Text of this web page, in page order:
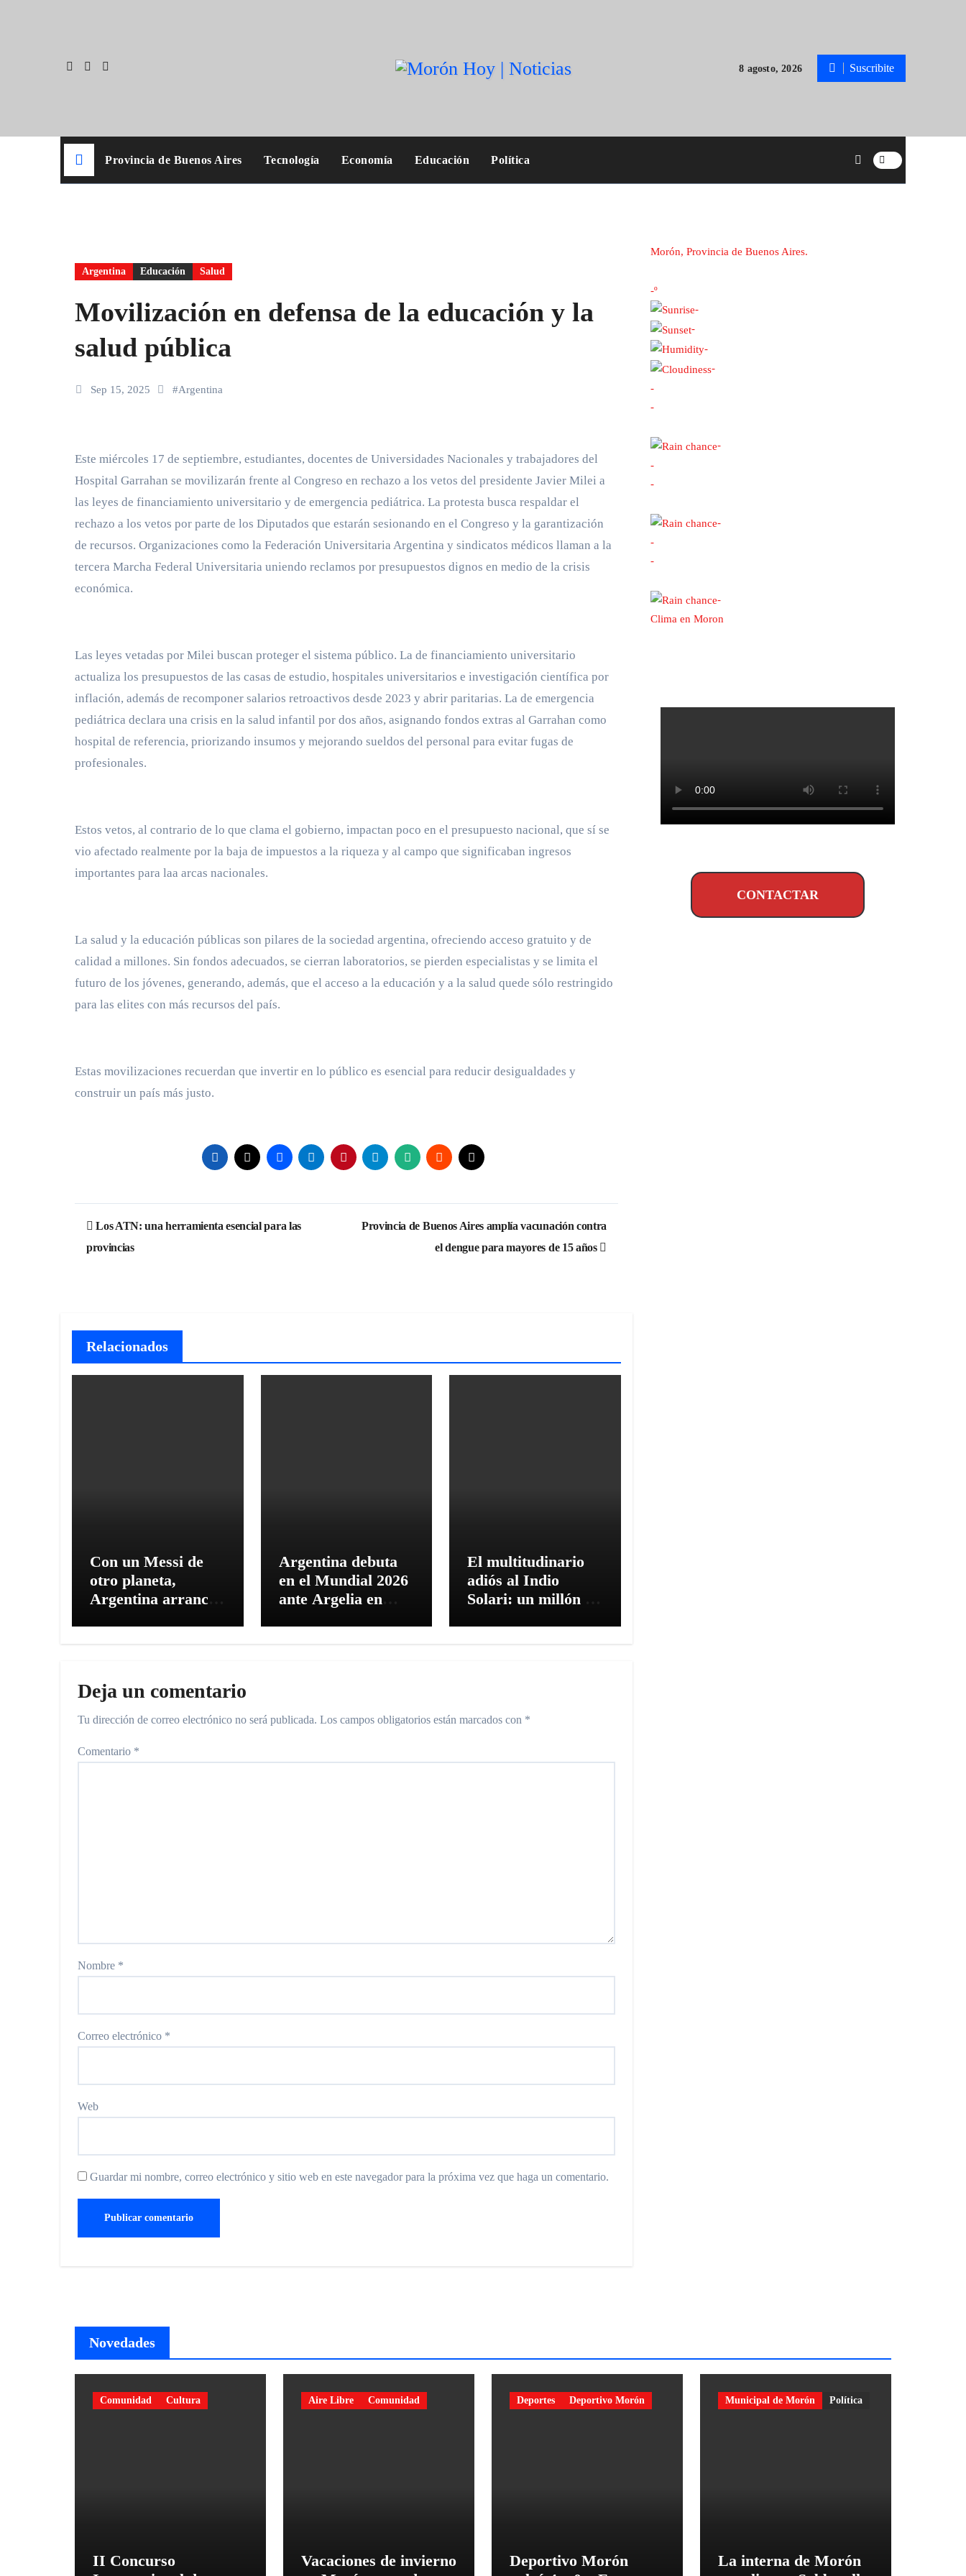
8 agosto, 2026 Suscribite
Provincia de Buenos Aires Tecnología Economía Educación Política
Argentina Educación Salud
Movilización en defensa de la educación y la
salud pública
Sep 15, 2025 #Argentina
Este miércoles 17 de septiembre, estudiantes, docentes de Universidades Nacionales y trabajadores del
Hospital Garrahan se movilizarán frente al Congreso en rechazo a los vetos del presidente Javier Milei a
las leyes de financiamiento universitario y de emergencia pediátrica. La protesta busca respaldar el
rechazo a los vetos por parte de los Diputados que estarán sesionando en el Congreso y la garantización
de recursos. Organizaciones como la Federación Universitaria Argentina y sindicatos médicos llaman a la
tercera Marcha Federal Universitaria uniendo reclamos por presupuestos dignos en medio de la crisis
económica.
Las leyes vetadas por Milei buscan proteger el sistema público. La de financiamiento universitario
actualiza los presupuestos de las casas de estudio, hospitales universitarios e investigación científica por
inflación, además de recomponer salarios retroactivos desde 2023 y abrir paritarias. La de emergencia
pediátrica declara una crisis en la salud infantil por dos años, asignando fondos extras al Garrahan como
hospital de referencia, priorizando insumos y mejorando sueldos del personal para evitar fugas de
profesionales.
Estos vetos, al contrario de lo que clama el gobierno, impactan poco en el presupuesto nacional, que sí se
vio afectado realmente por la baja de impuestos a la riqueza y al campo que significaban ingresos
importantes para laa arcas nacionales.
La salud y la educación públicas son pilares de la sociedad argentina, ofreciendo acceso gratuito y de
calidad a millones. Sin fondos adecuados, se cierran laboratorios, se pierden especialistas y se limita el
futuro de los jóvenes, generando, además, que el acceso a la educación y a la salud quede sólo restringido
para las elites con más recursos del país.
Estas movilizaciones recuerdan que invertir en lo público es esencial para reducir desigualdades y
construir un país más justo.
Navegación
de
Los ATN: una herramienta esencial para las
provincias
Provincia de Buenos Aires amplía vacunación contra
el dengue para mayores de 15 años
Relacionados
Con un Messi de
otro planeta,
Argentina arrancó
Argentina debuta
en el Mundial 2026
ante Argelia en
El multitudinario
adiós al Indio
Solari: un millón de
Deja un comentario
Tu dirección de correo electrónico no será publicada. Los campos obligatorios están marcados con *
Comentario *
Nombre *
Correo electrónico *
Web
Guardar mi nombre, correo electrónico y sitio web en este navegador para la próxima vez que haga un comentario.
Morón, Provincia de Buenos Aires.
-º
-
-
-
-
-
-
-
-
-
-
-
-
-
Clima en Moron
CONTACTAR
Novedades
Comunidad Cultura
II Concurso
Aire Libre Comunidad
Vacaciones de invierno
Deportes Deportivo Morón
Deportivo Morón
Municipal de Morón Política
La interna de Morón